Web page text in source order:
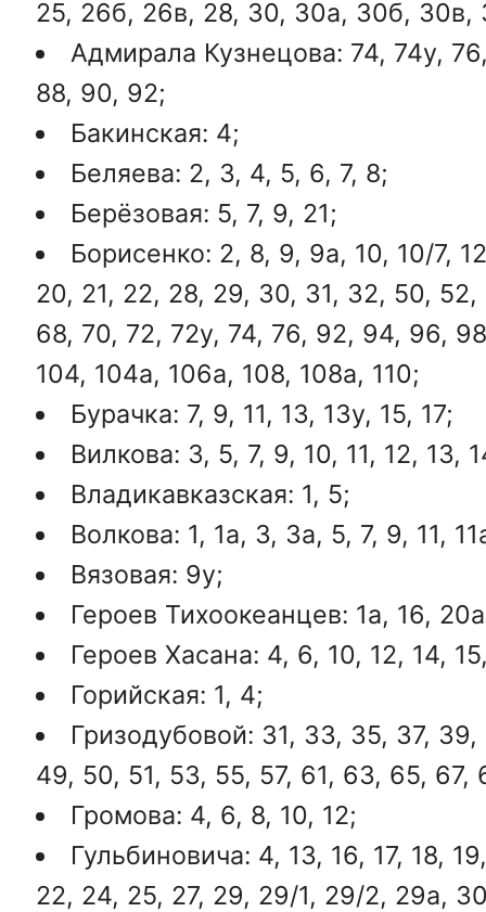
25, 26б, 26в, 28, 30, 30а, 30б, 30в,
Адмирала Кузнецова: 74, 74у,
88, 90, 92;
Бакинская: 4;
Беляева: 2, 3, 4, 5, 6, 7, 8;
Берёзовая: 5, 7, 9, 21;
Борисенко: 2, 8, 9, 9а, 10, 10/7,
20, 21, 22, 28, 29, 30, 31, 32, 50,
68, 70, 72, 72у, 74, 76, 92, 94, 96,
104, 104а, 106а, 108, 108а, 110;
Бурачка: 7, 9, 11, 13, 13у, 15, 17;
Вилкова: 3, 5, 7, 9, 10, 11, 12, 13,
Владикавказская: 1, 5;
Волкова: 1, 1а, 3, 3а, 5, 7, 9, 11,
Вязовая: 9у;
Героев Тихоокеанцев: 1а, 16,
Героев Хасана: 4, 6, 10, 12, 14,
Горийская: 1, 4;
Гризодубовой: 31, 33, 35, 37,
49, 50, 51, 53, 55, 57, 61, 63, 65, 67,
Громова: 4, 6, 8, 10, 12;
Гульбиновича: 4, 13, 16, 17, 18,
22, 24, 25, 27, 29, 29/1, 29/2, 29а,